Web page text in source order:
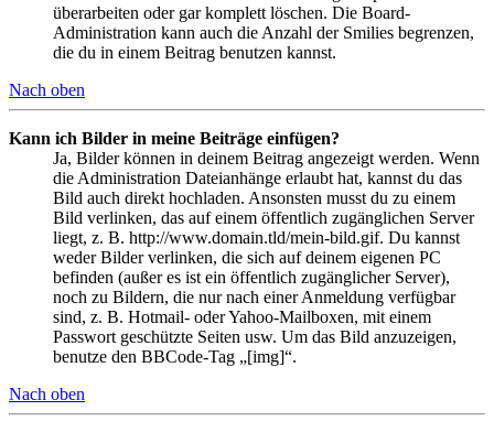
überarbeiten oder gar komplett löschen. Die Board-
Administration kann auch die Anzahl der Smilies begrenzen,
die du in einem Beitrag benutzen kannst.
Nach oben
Kann ich Bilder in meine Beiträge einfügen?
Ja, Bilder können in deinem Beitrag angezeigt werden. Wenn
die Administration Dateianhänge erlaubt hat, kannst du das
Bild auch direkt hochladen. Ansonsten musst du zu einem
Bild verlinken, das auf einem öffentlich zugänglichen Server
liegt, z. B. http://www.domain.tld/mein-bild.gif. Du kannst
weder Bilder verlinken, die sich auf deinem eigenen PC
befinden (außer es ist ein öffentlich zugänglicher Server),
noch zu Bildern, die nur nach einer Anmeldung verfügbar
sind, z. B. Hotmail- oder Yahoo-Mailboxen, mit einem
Passwort geschützte Seiten usw. Um das Bild anzuzeigen,
benutze den BBCode-Tag „[img]“.
Nach oben